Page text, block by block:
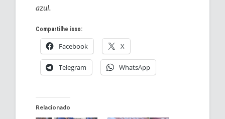
azul.
Compartilhe isso:
Facebook X
Telegram WhatsApp
Relacionado